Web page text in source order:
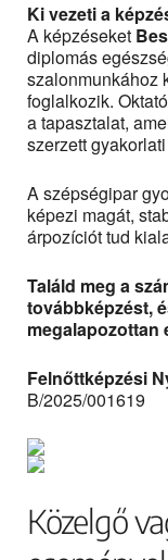
Ki vezeti a
A képzéseket
diplomás
szalonmunkához
foglalkozik.
a tapasztalat,
szerzett
A szépségipar
képezi magát,
árpozíciót tud
Találd meg a
továbbképzést,
megalapozottan
Felnőttképzési
B/2025/001619
Közelgő